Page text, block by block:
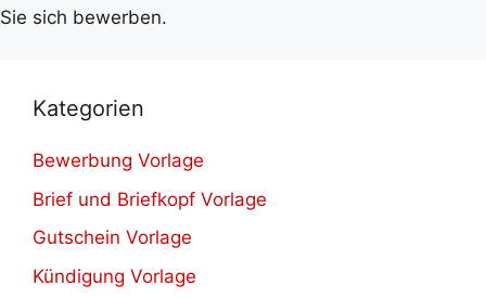
Sie sich bewerben.
Kategorien
Bewerbung Vorlage
Brief und Briefkopf Vorlage
Gutschein Vorlage
Kündigung Vorlage